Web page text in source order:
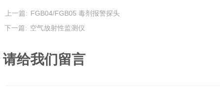
上一篇: FGB04/FGB05 毒剂报警探头
下一篇: 空气放射性监测仪
请给我们留言